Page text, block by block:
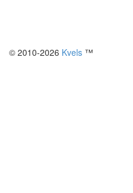
© 2010-2026 Kvels ™